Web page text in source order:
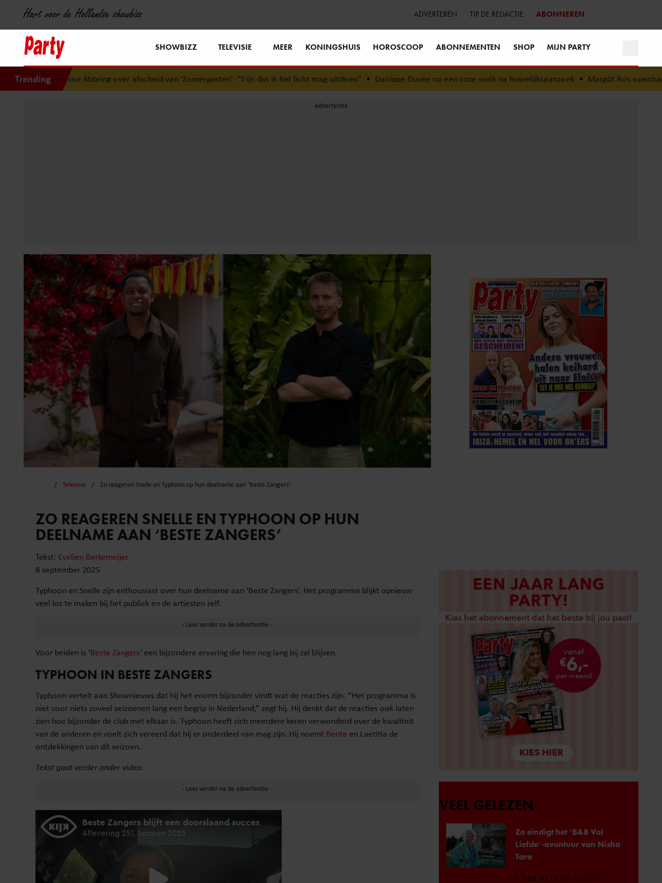
Hart voor de Hollandse showbizz ADVERTEREN TIP DE REDACTIE ABONNEREN
SHOWBIZZ TELEVISIE MEER KONINGSHUIS HOROSCOOP ABONNEMENTEN SHOP MIJN PARTY
Trending
Abbring over afscheid van ‘Zomergasten’: “Fijn dat ik het licht mag uitdoen”• Danique Dusée op een roze wolk na huwelijksaanzoek •Margôt Ros openhartig over zwaar
Televisie Zo reageren Snelle en Typhoon op hun deelname aan ‘Beste Zangers’
ZO REAGEREN SNELLE EN TYPHOON OP HUN
DEELNAME AAN ‘BESTE ZANGERS’
Tekst: Evelien Berkemeijer
8 september 2025
Typhoon en Snelle zijn enthousiast over hun deelname aan ‘Beste Zangers’. Het programma blijkt opnieuw
veel los te maken bij het publiek en de artiesten zelf.
Voor beiden is ‘Beste Zangers‘ een bijzondere ervaring die hen nog lang bij zal blijven.
TYPHOON IN BESTE ZANGERS
Typhoon vertelt aan Shownieuws dat hij het enorm bijzonder vindt wat de reacties zijn. “Het programma is
niet voor niets zoveel seizoenen lang een begrip in Nederland,” zegt hij. Hij denkt dat de reacties ook laten
zien hoe bijzonder de club met elkaar is. Typhoon heeft zich meerdere keren verwonderd over de kwaliteit
van de anderen en voelt zich vereerd dat hij er onderdeel van mag zijn. Hij noemt Bente en Laetitia de
ontdekkingen van dit seizoen.
Tekst gaat verder onder video.